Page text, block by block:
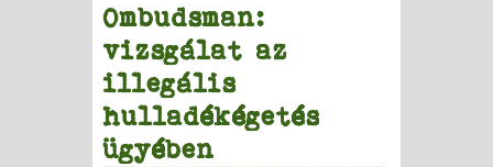
Ombudsman:
vizsgálat az
illegális
hulladékégetés
ügyében